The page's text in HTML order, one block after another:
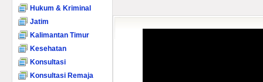
Hukum & Kriminal
Jatim
Kalimantan Timur
Kesehatan
Konsultasi
Konsultasi Remaja